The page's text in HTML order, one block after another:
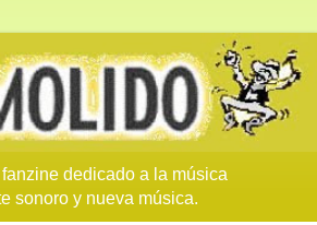
dedicado a la música
sonoro y nueva música.